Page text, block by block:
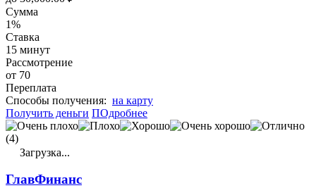
Сумма
1%
Ставка
15 минут
Рассмотрение
от 70
Переплата
Cпособы получения: на карту
Получить деньги ПОдробнее
(4)
Загрузка...
ГлавФинанс